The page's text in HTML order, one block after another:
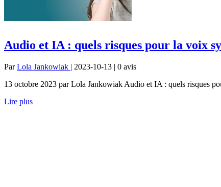
Audio et IA : quels risques pour la voix
ParLola Jankowiak | 2023-10-13 | 0 avis
13 octobre 2023 par Lola Jankowiak Audio et IA : quels risques
Lire plus